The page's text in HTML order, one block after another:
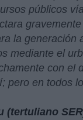
públicos
la generación
mediante el
con el
pero en todos
(tertuliano